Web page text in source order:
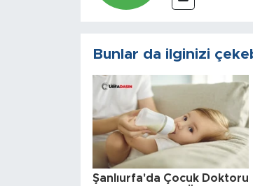
Bunlar da ilginizi
Şanlıurfa'da Çocuk Doktoru